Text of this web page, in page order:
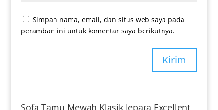
Simpan nama, email, dan situs web saya pada
peramban ini untuk komentar saya berikutnya.
Kirim
Sofa Tamu Mewah Klasik Jepara Excellent